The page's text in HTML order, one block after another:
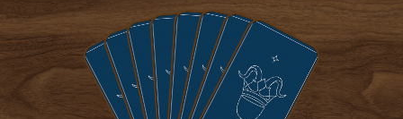
建議行動
天賦